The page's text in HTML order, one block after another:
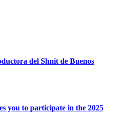
del Shnit de Buenos
you to participate in the 2025